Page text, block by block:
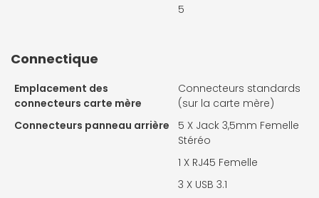
5
Connectique
Emplacement des
connecteurs carte mère
Connecteurs standards
(sur la carte mère)
Connecteurs panneau arrière
5 X Jack 3,5mm Femelle
Stéréo
1 X RJ45 Femelle
3 X USB 3.1